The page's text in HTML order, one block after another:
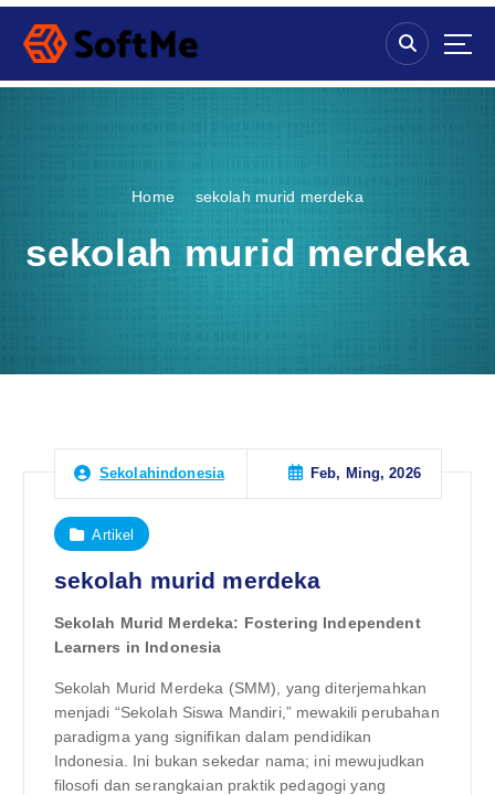
S
p
Home sekolah murid merdeka
sekolah murid merdeka
Sekolahindonesia Feb, Ming, 2026
Artikel
sekolah murid merdeka
Sekolah Murid Merdeka: Fostering Independent
Learners in Indonesia
Sekolah Murid Merdeka (SMM), yang diterjemahkan
menjadi “Sekolah Siswa Mandiri,” mewakili perubahan
paradigma yang signifikan dalam pendidikan
Indonesia. Ini bukan sekedar nama; ini mewujudkan
filosofi dan serangkaian praktik pedagogi yang